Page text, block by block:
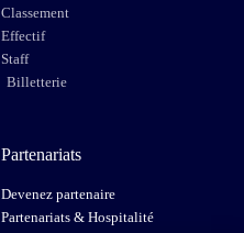
Classement
Effectif
Staff
Billetterie
Partenariats
Devenez partenaire
Partenariats & Hospitalité